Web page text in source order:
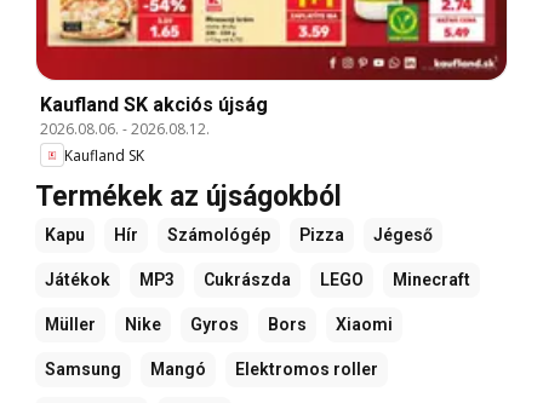
Kaufland SK akciós újság
2026.08.06. -2026.08.12.
Kaufland SK
Termékek az újságokból
Kapu Hír Számológép Pizza Jégeső
Játékok MP3 Cukrászda LEGO Minecraft
Müller Nike Gyros Bors Xiaomi
Samsung Mangó Elektromos roller